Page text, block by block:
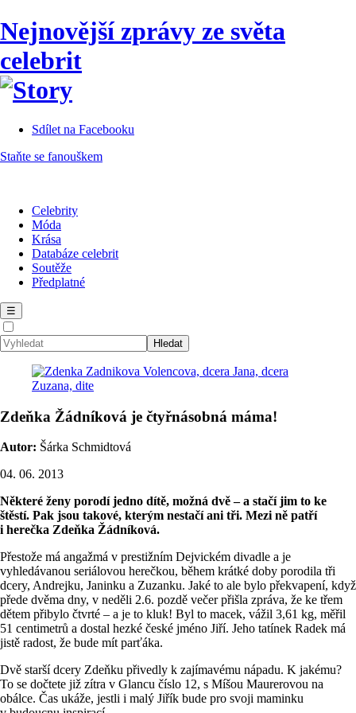
Nejnovější zprávy ze světa
celebrit
Sdílet na Facebooku
Staňte se fanouškem
Celebrity
Móda
Krása
Databáze celebrit
Soutěže
Předplatné
☰
Zdeňka Žádníková je čtyřnásobná máma!
Autor: Šárka Schmidtová
04. 06. 2013
Některé ženy porodí jedno dítě, možná dvě – a stačí jim to ke
štěstí. Pak jsou takové, kterým nestačí ani tři. Mezi ně patří
i herečka Zdeňka Žádníková.
Přestože má angažmá v prestižním Dejvickém divadle a je
vyhledávanou seriálovou herečkou, během krátké doby porodila tři
dcery, Andrejku, Janinku a Zuzanku. Jaké to ale bylo překvapení, když
přede dvěma dny, v neděli 2.6. pozdě večer přišla zpráva, že ke třem
dětem přibylo čtvrté – a je to kluk! Byl to macek, vážil 3,61 kg, měřil
51 centimetrů a dostal hezké české jméno Jiří. Jeho tatínek Radek má
jistě radost, že bude mít parťáka.
Dvě starší dcery Zdeňku přivedly k zajímavému nápadu. K jakému?
To se dočtete již zítra v Glancu číslo 12, s Míšou Maurerovou na
obálce. Čas ukáže, jestli i malý Jiřík bude pro svoji maminku